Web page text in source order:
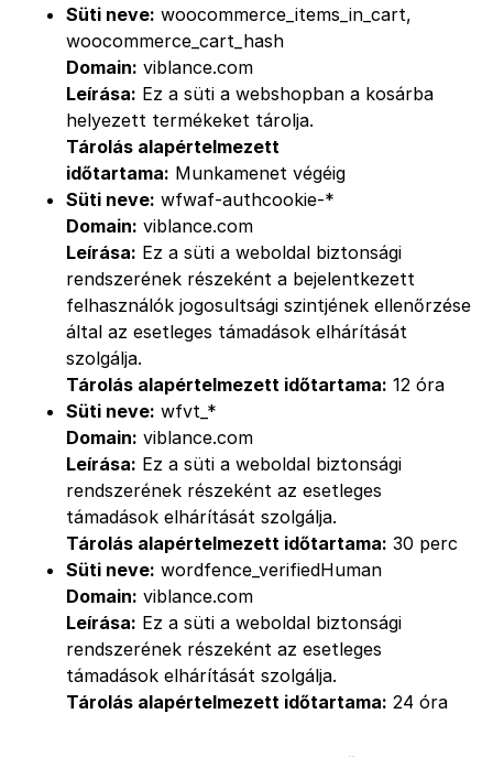
Süti neve: woocommerce_items_in_cart,
woocommerce_cart_hash
Domain: viblance.com
Leírása: Ez a süti a webshopban a kosárba
helyezett termékeket tárolja.
Tárolás alapértelmezett
időtartama: Munkamenet végéig
Süti neve: wfwaf-authcookie-*
Domain: viblance.com
Leírása: Ez a süti a weboldal biztonsági
rendszerének részeként a bejelentkezett
felhasználók jogosultsági szintjének ellenőrzése
által az esetleges támadások elhárítását
szolgálja.
Tárolás alapértelmezett időtartama: 12 óra
Süti neve: wfvt_*
Domain: viblance.com
Leírása: Ez a süti a weboldal biztonsági
rendszerének részeként az esetleges
támadások elhárítását szolgálja.
Tárolás alapértelmezett időtartama: 30 perc
Süti neve: wordfence_verifiedHuman
Domain: viblance.com
Leírása: Ez a süti a weboldal biztonsági
rendszerének részeként az esetleges
támadások elhárítását szolgálja.
Tárolás alapértelmezett időtartama: 24 óra